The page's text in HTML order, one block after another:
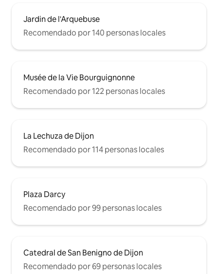
Jardin de l'Arquebuse
Recomendado por 140 personas locales
Musée de la Vie Bourguignonne
Recomendado por 122 personas locales
La Lechuza de Dijon
Recomendado por 114 personas locales
Plaza Darcy
Recomendado por 99 personas locales
Catedral de San Benigno de Dijon
Recomendado por 69 personas locales